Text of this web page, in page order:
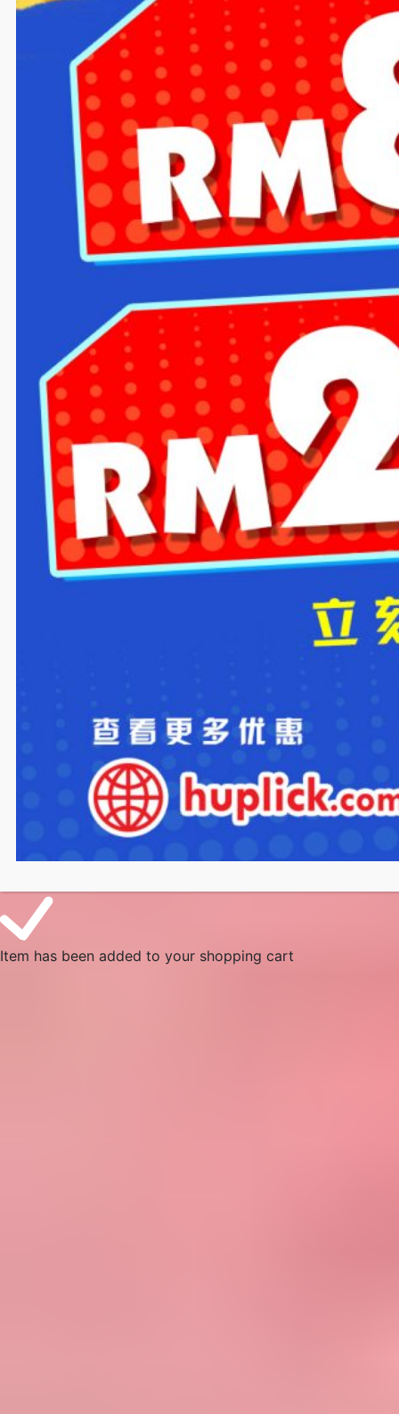
Item has been added to your shopping cart